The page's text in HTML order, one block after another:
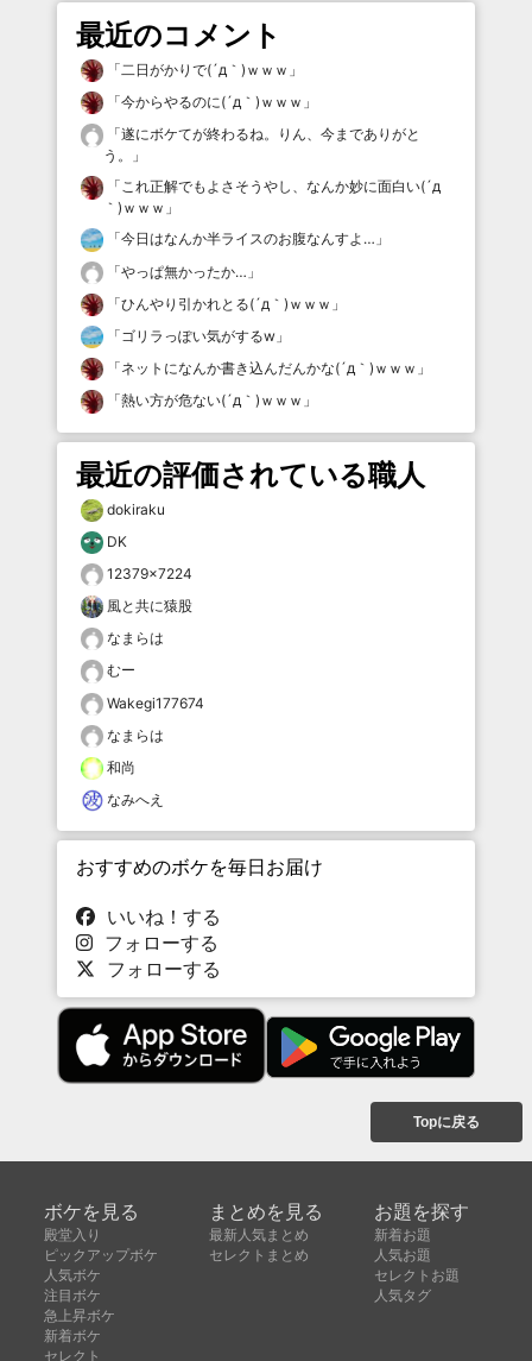
最近のコメント
「二日がかりで(´д｀)ｗｗｗ 」
「今からやるのに(´д｀)ｗｗｗ 」
「遂にボケてが終わるね。りん、今までありがと
う。
」
「これ正解でもよさそうやし、なんか妙に面白い(´д
｀)ｗｗｗ 」
「今日はなんか半ライスのお腹なんすよ… 」
「やっぱ無かったか… 」
「ひんやり引かれとる(´д｀)ｗｗｗ 」
「ゴリラっぽい気がするw 」
「ネットになんか書き込んだんかな(´д｀)ｗｗｗ 」
「熱い方が危ない(´д｀)ｗｗｗ 」
最近の評価されている職人
dokiraku
DK
12379×7224
風と共に猿股
なまらは
むー
Wakegi177674
なまらは
和尚
なみへえ
おすすめのボケを毎日お届け
いいね！する
フォローする
フォローする
Topに戻る
ボケを見る
殿堂入り
ピックアップボケ
人気ボケ
注目ボケ
急上昇ボケ
新着ボケ
セレクト
まとめを見る
最新人気まとめ
セレクトまとめ
お題を探す
新着お題
人気お題
セレクトお題
人気タグ